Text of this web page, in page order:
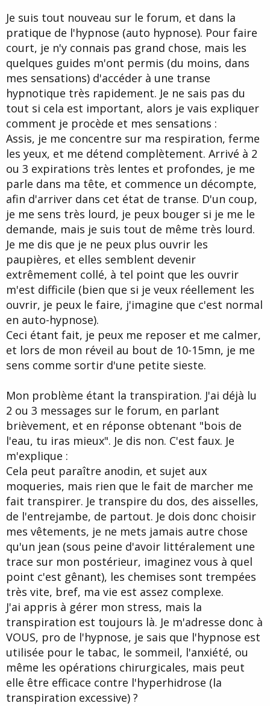
e
a
d
i
c
u
s
i
o
Je suis tout nouveau sur le forum, et dans la
pratique de l'hypnose (auto hypnose). Pour faire
court, je n'y connais pas grand chose, mais les
quelques guides m'ont permis (du moins, dans
mes sensations) d'accéder à une transe
hypnotique très rapidement. Je ne sais pas du
tout si cela est important, alors je vais expliquer
comment je procède et mes sensations :
Assis, je me concentre sur ma respiration, ferme
les yeux, et me détend complètement. Arrivé à 2
ou 3 expirations très lentes et profondes, je me
parle dans ma tête, et commence un décompte,
afin d'arriver dans cet état de transe. D'un coup,
je me sens très lourd, je peux bouger si je me le
demande, mais je suis tout de même très lourd.
Je me dis que je ne peux plus ouvrir les
paupières, et elles semblent devenir
extrêmement collé, à tel point que les ouvrir
m'est difficile (bien que si je veux réellement les
ouvrir, je peux le faire, j'imagine que c'est normal
en auto-hypnose).
Ceci étant fait, je peux me reposer et me calmer,
et lors de mon réveil au bout de 10-15mn, je me
sens comme sortir d'une petite sieste.
Mon problème étant la transpiration. J'ai déjà lu
2 ou 3 messages sur le forum, en parlant
brièvement, et en réponse obtenant "bois de
l'eau, tu iras mieux". Je dis non. C'est faux. Je
m'explique :
Cela peut paraître anodin, et sujet aux
moqueries, mais rien que le fait de marcher me
fait transpirer. Je transpire du dos, des aisselles,
de l'entrejambe, de partout. Je dois donc choisir
mes vêtements, je ne mets jamais autre chose
qu'un jean (sous peine d'avoir littéralement une
trace sur mon postérieur, imaginez vous à quel
point c'est gênant), les chemises sont trempées
très vite, bref, ma vie est assez complexe.
J'ai appris à gérer mon stress, mais la
transpiration est toujours là. Je m'adresse donc à
VOUS, pro de l'hypnose, je sais que l'hypnose est
utilisée pour le tabac, le sommeil, l'anxiété, ou
même les opérations chirurgicales, mais peut
elle être efficace contre l'hyperhidrose (la
transpiration excessive) ?